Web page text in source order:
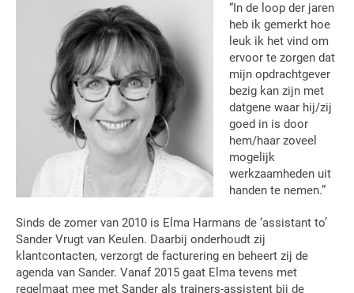
“In de loop der jaren
heb ik gemerkt hoe
leuk ik het vind om
ervoor te zorgen dat
mijn opdrachtgever
bezig kan zijn met
datgene waar hij/zij
goed in is door
hem/haar zoveel
mogelijk
werkzaamheden uit
handen te nemen.”
Sinds de zomer van 2010 is Elma Harmans de ‘assistant to’
Sander Vrugt van Keulen. Daarbij onderhoudt zij
klantcontacten, verzorgt de facturering en beheert zij de
agenda van Sander. Vanaf 2015 gaat Elma tevens met
regelmaat mee met Sander als trainers-assistent bij de